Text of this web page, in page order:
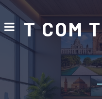
T COM T